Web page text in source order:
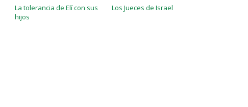
La tolerancia de Elí con sus
hijos
Los Jueces de Israel